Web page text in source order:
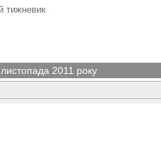
тижневик
2011 року